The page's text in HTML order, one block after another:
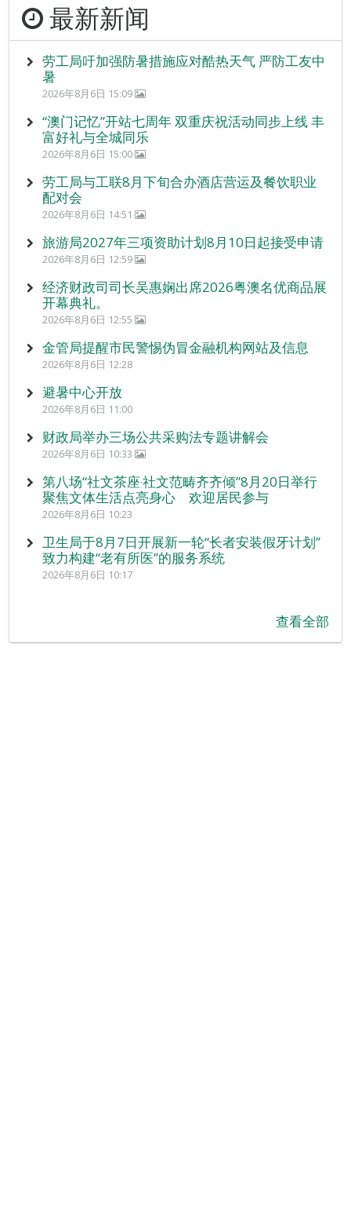
最新新闻
劳工局吁加强防暑措施应对酷热天气 严防工友中
暑
2026年8月6日 15:09
“澳门记忆”开站七周年 双重庆祝活动同步上线 丰
富好礼与全城同乐
2026年8月6日 15:00
劳工局与工联8月下旬合办酒店营运及餐饮职业
配对会
2026年8月6日 14:51
旅游局2027年三项资助计划8月10日起接受申请
2026年8月6日 12:59
经济财政司司长吴惠娴出席2026粤澳名优商品展
开幕典礼。
2026年8月6日 12:55
金管局提醒市民警惕伪冒金融机构网站及信息
2026年8月6日 12:28
避暑中心开放
2026年8月6日 11:00
财政局举办三场公共采购法专题讲解会
2026年8月6日 10:33
第八场“社文茶座‧社文范畴齐齐倾”8月20日举行
聚焦文体生活点亮身心 欢迎居民参与
2026年8月6日 10:23
卫生局于8月7日开展新一轮“长者安装假牙计划”
致力构建“老有所医”的服务系统
2026年8月6日 10:17
查看全部